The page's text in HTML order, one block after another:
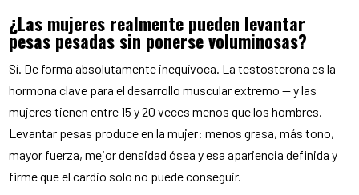
¿Las mujeres realmente pueden levantar
pesas pesadas sin ponerse voluminosas?
Sí. De forma absolutamente inequívoca. La testosterona es la
hormona clave para el desarrollo muscular extremo — y las
mujeres tienen entre 15 y 20 veces menos que los hombres.
Levantar pesas produce en la mujer: menos grasa, más tono,
mayor fuerza, mejor densidad ósea y esa apariencia definida y
firme que el cardio solo no puede conseguir.